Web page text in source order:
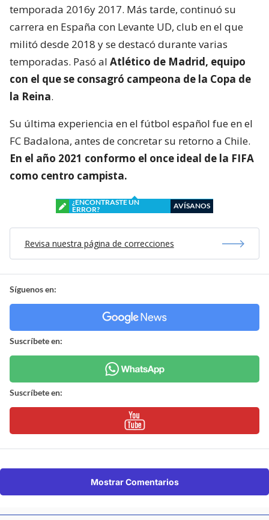
temporada 2016y 2017. Más tarde, continuó su
carrera en España con Levante UD, club en el que
militó desde 2018 y se destacó durante varias
temporadas. Pasó al Atlético de Madrid, equipo
con el que se consagró campeona de la Copa de
la Reina.
Su última experiencia en el fútbol español fue en el
FC Badalona, antes de concretar su retorno a Chile.
En el año 2021 conformo el once ideal de la FIFA
como centro campista.
¿ENCONTRASTE UN
ERROR?
AVÍSANOS
Revisa nuestra página de correcciones
Síguenos en:
Suscríbete en:
Suscríbete en:
Mostrar Comentarios